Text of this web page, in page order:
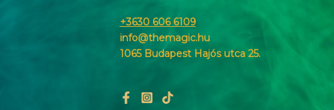
+3630 606 6109
info@themagic.hu
1065 Budapest Hajós utca 25.